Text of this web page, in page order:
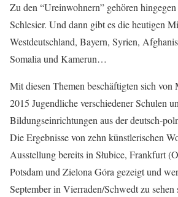
Zu den “Ureinwohnern” gehören
Schlesier. Und dann gibt es die heutigen
Westdeutschland, Bayern, Syrien,
Somalia und Kamerun…
Mit diesen Themen beschäftigten sich von
2015 Jugendliche verschiedener Schulen
Bildungseinrichtungen aus der deutsch-
Die Ergebnisse von zehn künstlerischen
Ausstellung bereits in Słubice, Frankfurt
Potsdam und Zielona Góra gezeigt und
September in Vierraden/Schwedt zu sehen